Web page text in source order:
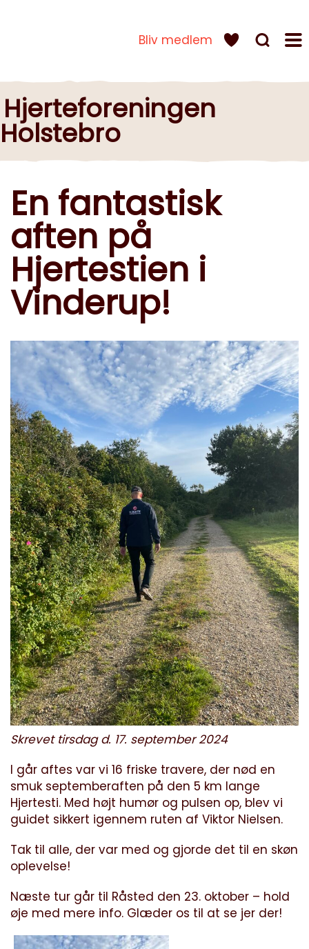
Bliv medlem
Hjerteforeningen
Holstebro
En fantastisk
aften på
Hjertestien i
Vinderup!
Skrevet tirsdag d. 17. september 2024
I går aftes var vi 16 friske travere, der nød en
smuk septemberaften på den 5 km lange
Hjertesti. Med højt humør og pulsen op, blev vi
guidet sikkert igennem ruten af Viktor Nielsen. ‍
Tak til alle, der var med og gjorde det til en skøn
oplevelse!
Næste tur går til Råsted den 23. oktober – hold
øje med mere info. Glæder os til at se jer der! ️